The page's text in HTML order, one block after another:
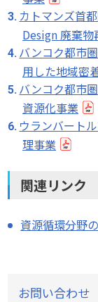
カトマンズ首
Design 廃棄
バンコク都市
用した地域密
バンコク都市
資源化事業
ウランバート
理事業
関連リンク
資源循環分野
お問い合わせ